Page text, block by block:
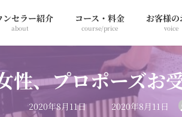
ンセラー紹介
about
コース・料金
course/price
お客様の
voice
性、プロポーズお
2020年8月11日 最
終
2020年8月11日